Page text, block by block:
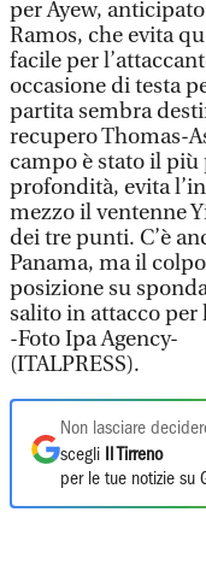
per Ayew,
Ramos, che evita
facile per
occasione di testa
partita sembra
recupero Thomas-
campo è stato il
profondità, evita
mezzo il ventenne
dei tre punti. C’è
Panama, ma il
posizione su
salito in attacco per
-Foto Ipa Agency-
(ITALPRESS).
Non lasciare
scegli
Il Tirreno
per le tue notizie su